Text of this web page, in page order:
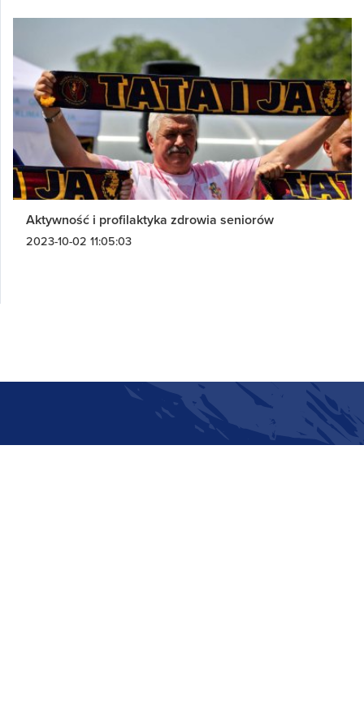
Aktywność i profilaktyka zdrowia seniorów
2023-10-02 11:05:03